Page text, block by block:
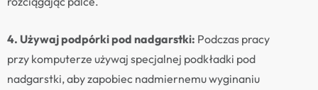
4. Używaj podpórki pod nadgarstki: Podczas pracy
przy komputerze używaj specjalnej podkładki pod
nadgarstki, aby zapobiec nadmiernemu wyginaniu